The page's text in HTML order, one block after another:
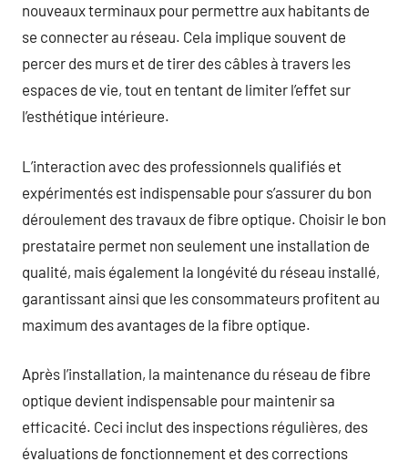
nouveaux terminaux pour permettre aux habitants de
se connecter au réseau. Cela implique souvent de
percer des murs et de tirer des câbles à travers les
espaces de vie, tout en tentant de limiter l’effet sur
l’esthétique intérieure.
L’interaction avec des professionnels qualifiés et
expérimentés est indispensable pour s’assurer du bon
déroulement des travaux de fibre optique. Choisir le bon
prestataire permet non seulement une installation de
qualité, mais également la longévité du réseau installé,
garantissant ainsi que les consommateurs profitent au
maximum des avantages de la fibre optique.
Après l’installation, la maintenance du réseau de fibre
optique devient indispensable pour maintenir sa
efficacité. Ceci inclut des inspections régulières, des
évaluations de fonctionnement et des corrections